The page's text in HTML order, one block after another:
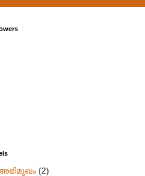
(2)